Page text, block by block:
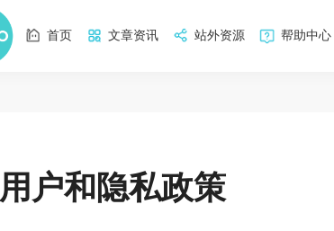
首页 文章资讯 站外资源 帮助中心
用户和隐私政策